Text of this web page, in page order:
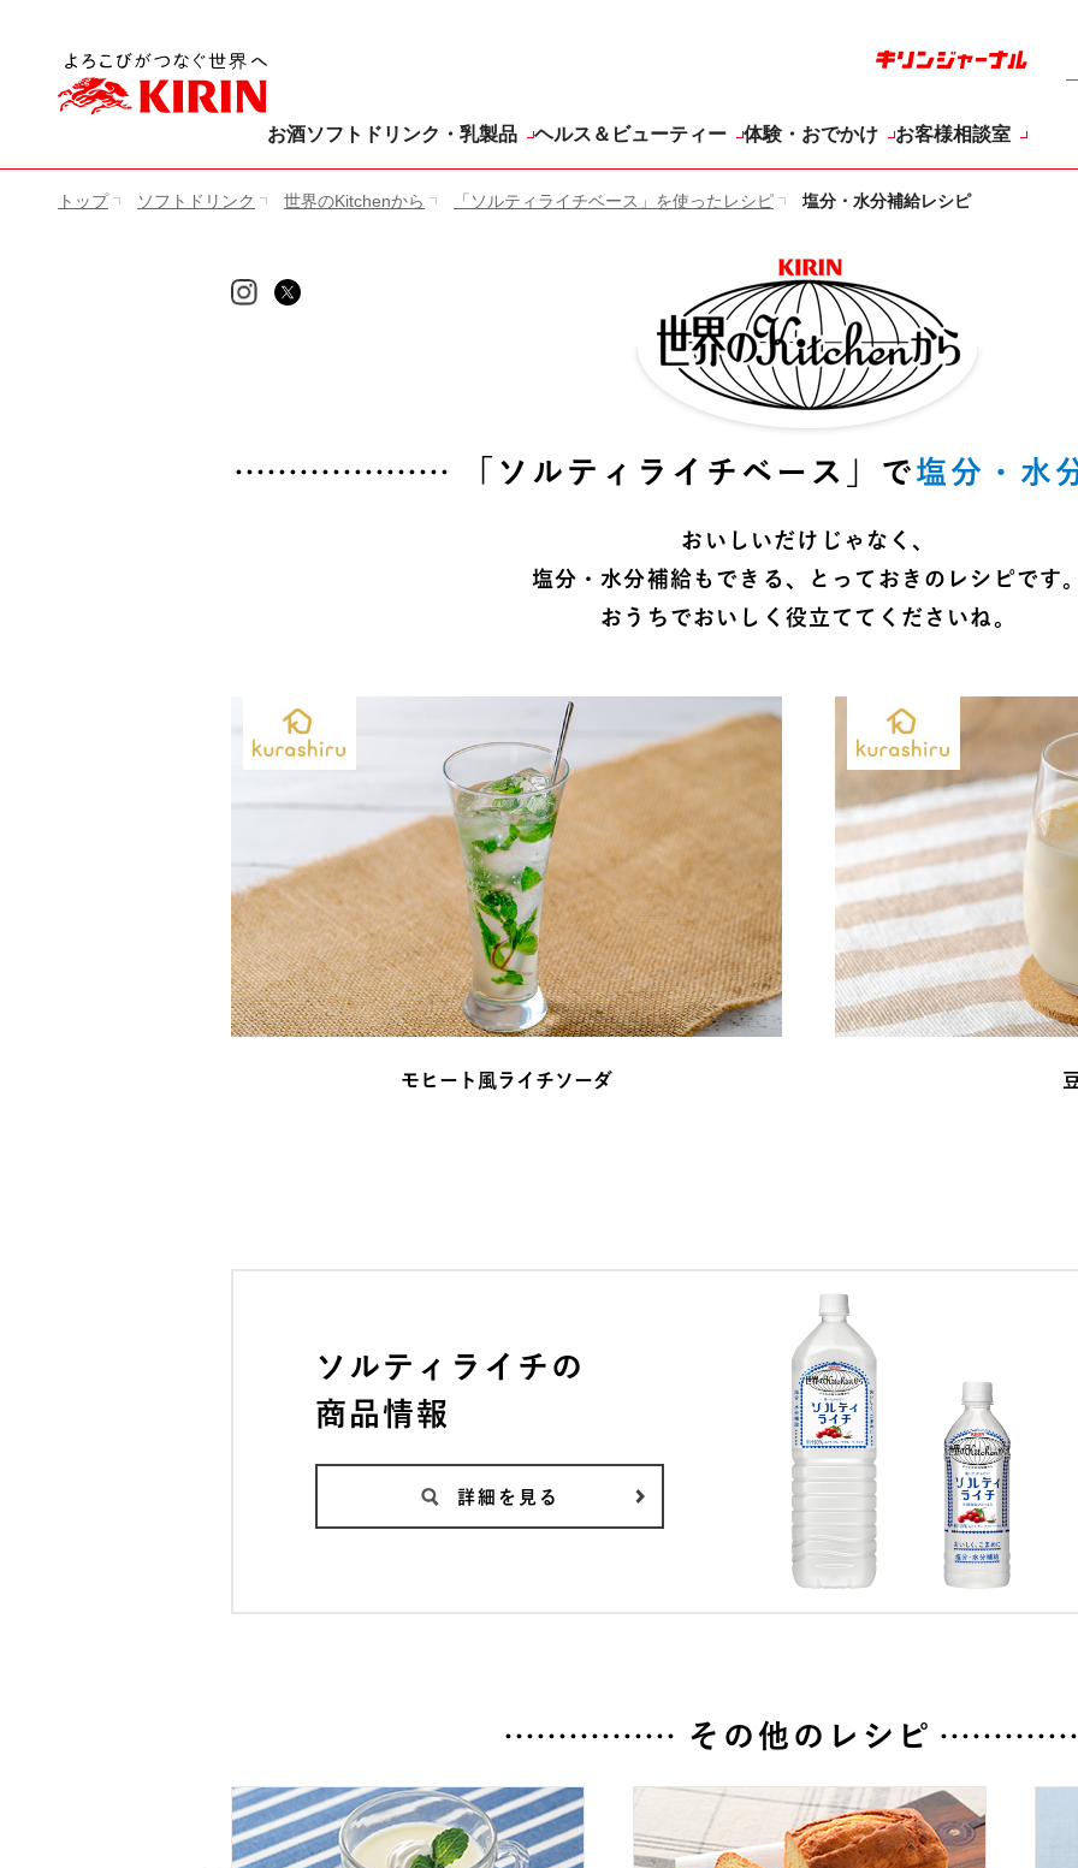
お酒ソフトドリンク・乳製品 ヘルス＆ビューティー 体験・おでかけ お客様相談室
トップ ソフトドリンク 世界のKitchenから 「ソルティライチベース」を使ったレシピ 塩分・水分補給レシピ
「ソルティライチベース」で塩分・水
おいしいだけじゃなく、
塩分・水分補給もできる、とっておきのレシピです
おうちでおいしく役立ててくださいね。
モヒート風ライチソーダ
ソルティライチの
商品情報
詳細を見る
その他のレシピ